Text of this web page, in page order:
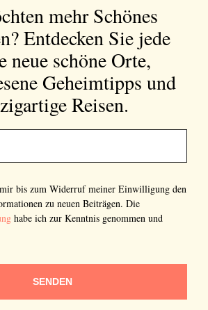
mehr Schönes
Entdecken Sie jede
neue schöne Orte,
Geheimtipps und
Reisen.
bis zum Widerruf meiner Einwilligung den
zu neuen Beiträgen. Die
habe ich zur Kenntnis genommen und
SENDEN
Die
Datenschutzerklärung
habe ich
und akzeptiere diese.